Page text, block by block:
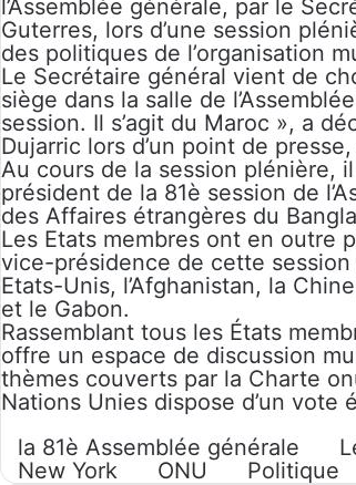
l’Assemblée générale, par le
Guterres, lors d’une session
des politiques de l’organisation
Le Secrétaire général vient de
siège dans la salle de
session. Il s’agit du Maroc », a
Dujarric lors d’un point de
Au cours de la session plénière,
président de la 81è session de
des Affaires étrangères du
Les Etats membres ont en outre
vice-présidence de cette session
Etats-Unis, l’Afghanistan, la
et le Gabon.
Rassemblant tous les États
offre un espace de discussion
thèmes couverts par la Charte
Nations Unies dispose d’un vote
la 81è Assemblée générale
New York
ONU Politique